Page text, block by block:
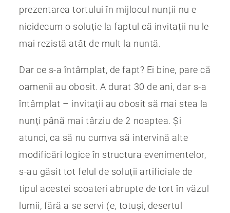
prezentarea tortului în mijlocul nunții nu e
nicidecum o soluție la faptul că invitații nu le
mai rezistă atât de mult la nuntă.
Dar ce s-a întâmplat, de fapt? Ei bine, pare că
oamenii au obosit. A durat 30 de ani, dar s-a
întâmplat – invitații au obosit să mai stea la
nunți până mai târziu de 2 noaptea. Și
atunci, ca să nu cumva să intervină alte
modificări logice în structura evenimentelor,
s-au găsit tot felul de soluții artificiale de
tipul acestei scoateri abrupte de tort în văzul
lumii, fără a se servi (e, totuși, desertul